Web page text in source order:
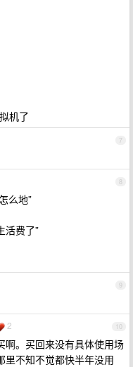
机了
7
8
么地”
活费了”
9
10
2
啊。买回来没有具体使用场
里不知不觉都快半年没用